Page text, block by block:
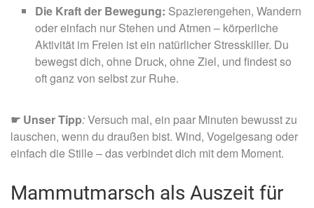
Die Kraft der Bewegung: Spazierengehen, Wandern
oder einfach nur Stehen und Atmen – körperliche
Aktivität im Freien ist ein natürlicher Stresskiller. Du
bewegst dich, ohne Druck, ohne Ziel, und findest so
oft ganz von selbst zur Ruhe.
☛ Unser Tipp:Versuch mal, ein paar Minuten bewusst zu
lauschen, wenn du draußen bist. Wind, Vogelgesang oder
einfach die Stille – das verbindet dich mit dem Moment.
Mammutmarsch als Auszeit für